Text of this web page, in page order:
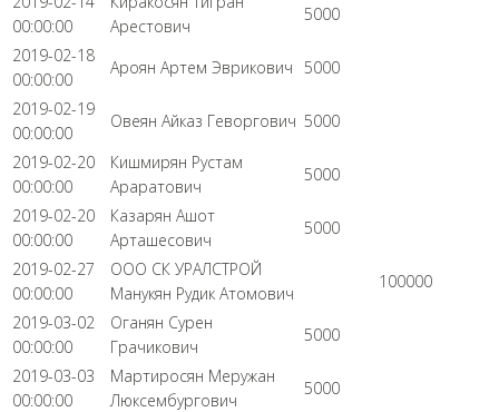
00:00:00
Арестович
5000
2019-02-18
00:00:00
Ароян Артем Эврикович
5000
2019-02-19
00:00:00
Овеян Айказ Геворгович 5000
2019-02-20
00:00:00
Кишмирян Рустам
Араратович
5000
2019-02-20
00:00:00
Казарян Ашот
Арташесович
5000
2019-02-27
00:00:00
ООО СК УРАЛСТРОЙ
Манукян Рудик Атомович
100000
2019-03-02
00:00:00
Оганян Сурен
Грачикович
5000
2019-03-03
00:00:00
Мартиросян Меружан
Люксембургович
5000